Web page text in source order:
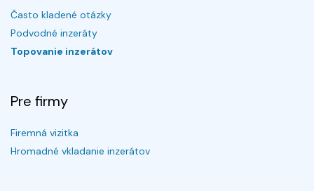
Často kladené otázky
Podvodné inzeráty
Topovanie inzerátov
Pre firmy
Firemná vizitka
Hromadné vkladanie inzerátov